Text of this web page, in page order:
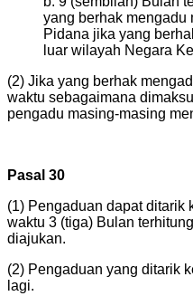
yang berhak mengadu
Pidana jika yang
luar wilayah Negara
(2) Jika yang berhak
waktu sebagaimana
pengadu masing-masing
Pasal 30
(1) Pengaduan dapat ditarik
waktu 3 (tiga) Bulan
diajukan.
(2) Pengaduan yang ditarik
lagi.